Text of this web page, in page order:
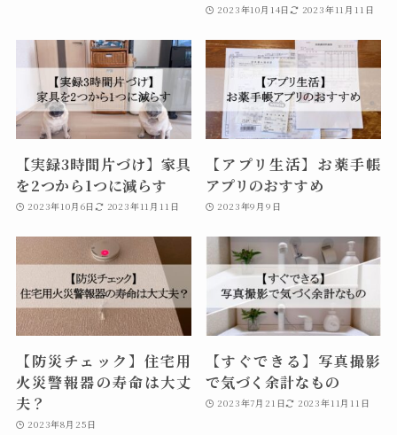
2023年10月14日 2023年11月11日
【実録3時間片づけ】家具
を2つから1つに減らす
2023年10月6日 2023年11月11日
【アプリ生活】お薬手帳
アプリのおすすめ
2023年9月9日
【防災チェック】住宅用
火災警報器の寿命は大丈
夫？
2023年8月25日
【すぐできる】写真撮影
で気づく余計なもの
2023年7月21日 2023年11月11日